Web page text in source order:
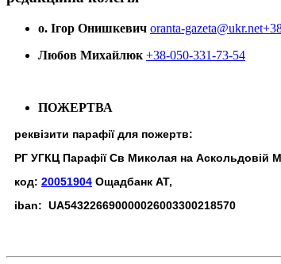
о. Ігор Онишкевич oranta-gazeta@ukr.net
Любов Михайлюк +38-050-331-73-54
ПОЖЕРТВА
реквізити парафії для пожертв:
РГ УГКЦ Парафії Св Миколая на Аскольдовій
код: 20051904 Ощадбанк АТ,
iban: UA543226690000026003300218570